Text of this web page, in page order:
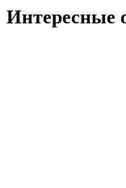
Интересные